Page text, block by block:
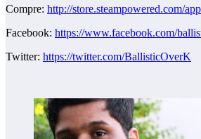
Compre: http://store.steampowered.com/
Facebook: https://www.facebook.com/
Twitter: https://twitter.com/BallisticOverK